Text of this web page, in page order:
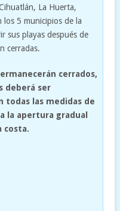
La Huerta,
5 municipios de la
sus playas después de
cerradas.
cerrados,
deberá ser
todas las medidas de
la apertura gradual
costa.